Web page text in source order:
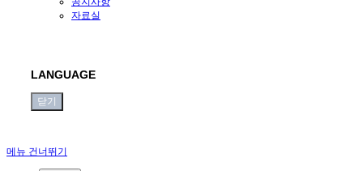
자료실
LANGUAGE
닫기
메뉴 건너뛰기